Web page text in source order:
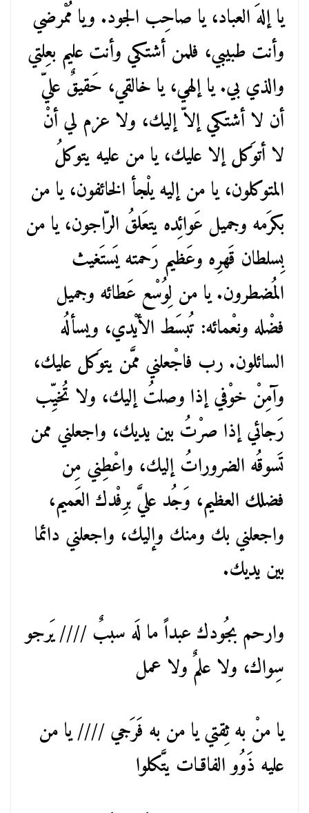
يا إلهَ العباد، يا صاحِب الجود. ويا مُمْرضي
وأنت طبيبي، فلمن أشتكي وأنت عليم بعِلتي
والذي بي. يا إلهي، يا خالقي، حَقيقٌ عليّ
أن لا أشتكي إلاّ إليك، ولا عزم لي أنْ
لا أتوَكل إلا عليك، يا من عليه يتوكلُ
المتوكلون، يا من إليه يلْجأ الخائفون، يا من
بكرَمه وجميل عَوائِده يتعَلقُ الرّاجون، يا من
بِسلطان قَهرِه وعَظيم رَحمته يَستَغيث
المُضطرون. يا من لِوُسْع عَطائه وجميل
فضْله ونعْمائه: تُبسَط الأيْدي، ويسألُه
السائلون. رب فاجْعلني ممَّن يتوَكل عليك،
وآمِنْ خوْفي إذا وصلتُ إليك، ولا تُخيِّب
رَجائي إذا صرْتُ بين يديك، واجعلني ممن
تَسوقُه الضروراتُ إليك، واعْطِني مِن
فضلك العظيم، وَجُد عليَّ برِفْدك العَميم،
واجعلني بك ومنك وإليك، واجعلني دائما
بين يديك.
وارحم بجُودك عبداً ما لَه سببٌ //// يَرجو
سِواك، ولا علمٌ ولا عمل
يا منْ به ثِقتي يا من به فَرَجي //// يا من
عليه ذَوُو الفاقـات يتَّكلوا